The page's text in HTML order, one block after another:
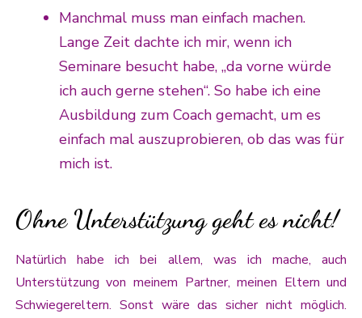
Manchmal muss man einfach machen.
Lange Zeit dachte ich mir, wenn ich
Seminare besucht habe, „da vorne würde
ich auch gerne stehen“. So habe ich eine
Ausbildung zum Coach gemacht, um es
einfach mal auszuprobieren, ob das was für
mich ist.
Ohne Unterstützung geht es nicht!
Natürlich habe ich bei allem, was ich mache, auch
Unterstützung von meinem Partner, meinen Eltern und
Schwiegereltern. Sonst wäre das sicher nicht möglich.